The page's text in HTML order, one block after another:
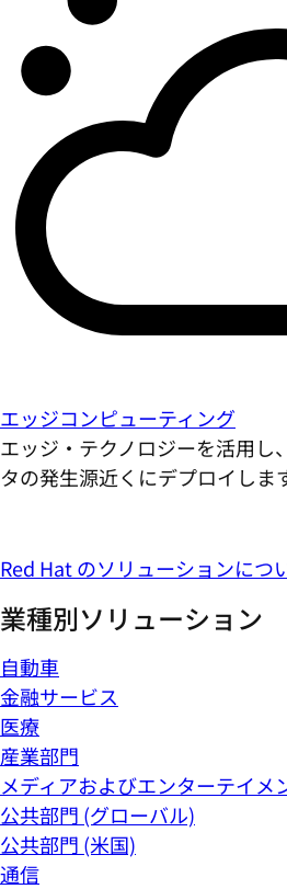
エッジコンピューティング
エッジ・テクノロジーを活用し
タの発生源近くにデプロイしま
Red Hat のソリューションにつ
業種別ソリューション
自動車
金融サービス
医療
産業部門
メディアおよびエンターテイメ
公共部門 (グローバル)
公共部門 (米国)
通信